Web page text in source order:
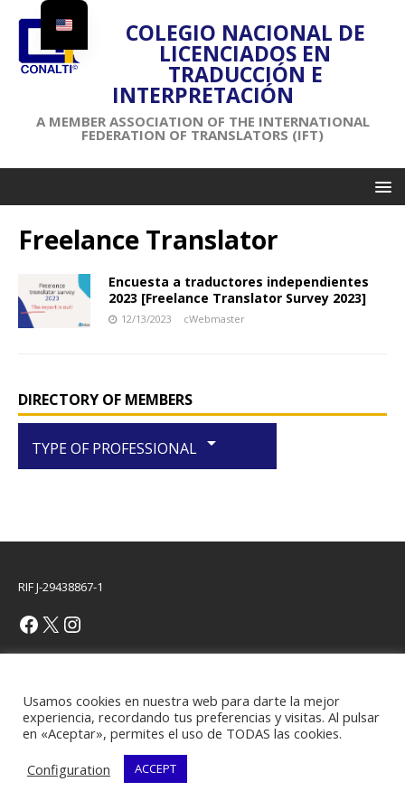
COLEGIO NACIONAL DE
LICENCIADOS EN
TRADUCCIÓN E
INTERPRETACIÓN
A MEMBER ASSOCIATION OF THE INTERNATIONAL
FEDERATION OF TRANSLATORS (IFT)
Freelance Translator
Encuesta a traductores independientes
2023 [Freelance Translator Survey 2023]
12/13/2023 cWebmaster
DIRECTORY OF MEMBERS
TYPE OF PROFESSIONAL arrow_drop_down
RIF J-29438867-1
Usamos cookies en nuestra web para darte la mejor
experiencia, recordando tus preferencias y visitas. Al pulsar
en «Aceptar», permites el uso de TODAS las cookies.
Configuration
ACCEPT